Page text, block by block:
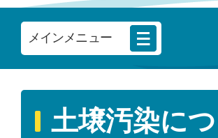
メインメニュー
土壌汚染に